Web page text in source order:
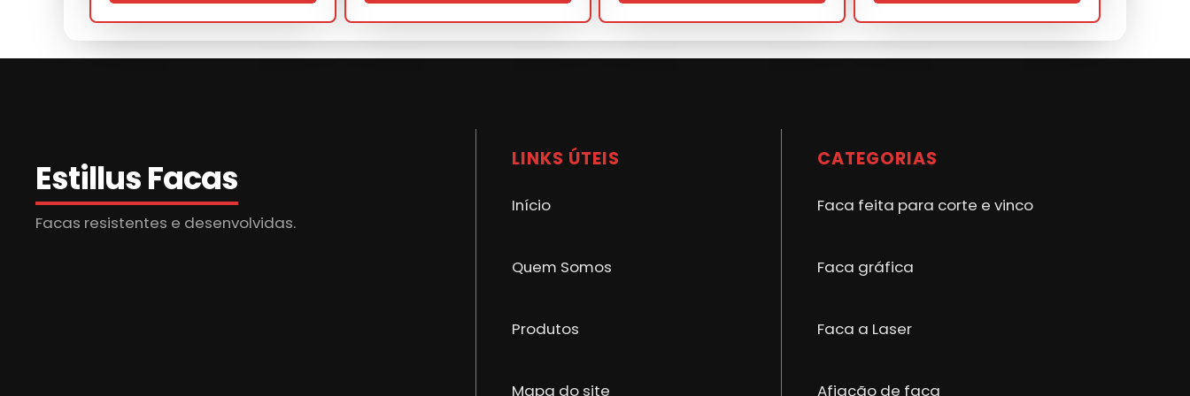
NBR ISO 9001
Estillus Facas
Facas resistentes e desenvolvidas.
LINKS ÚTEIS
Início
Quem Somos
Produtos
Mapa do site
CATEGORIAS
Faca feita para corte e vinco
Faca gráfica
Faca a Laser
Afiação de faca